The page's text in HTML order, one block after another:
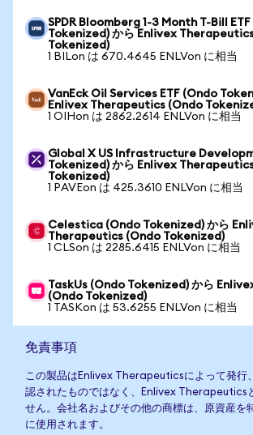
SPDR Bloomberg 1-3 Month T-Bill
Tokenized) から Enlivex
Tokenized)
1 BILon は 670.4645 ENLVon に相当
VanEck Oil Services ETF (Ondo
Enlivex Therapeutics (Ondo
1 OIHon は 2862.2614 ENLVon に相当
Global X US Infrastructure
Tokenized) から Enlivex
Tokenized)
1 PAVEon は 425.3610 ENLVon に相当
Celestica (Ondo Tokenized) から
Therapeutics (Ondo Tokenized)
1 CLSon は 2285.6415 ENLVon に相当
TaskUs (Ondo Tokenized) から
(Ondo Tokenized)
1 TASKon は 53.6255 ENLVon に相当
免責事項
この製品はEnlivex Therapeuticsによって発行
認されたものではなく、Enlivex Therapeutics
せん。会社名およびその他の商標は、原資産を
に使用されます。